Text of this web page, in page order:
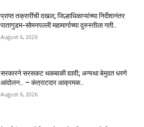
प्राप्त तक्रारींची दखल; जिल्हाधिकाऱ्यांच्या निर्देशानंतर
पातागुडम-सोमनपल्ली महामार्गाच्या दुरुस्तीला गती..
August 6, 2026
सरकारने सरसकट थकबाकी द्यावी; अन्यथा बेमुदत धरणे
आंदोलन.. – कंत्राटदार आक्रमक..
August 6, 2026